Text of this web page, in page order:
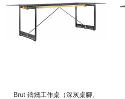
Brut 鑄鐵工作桌（深灰桌腳、